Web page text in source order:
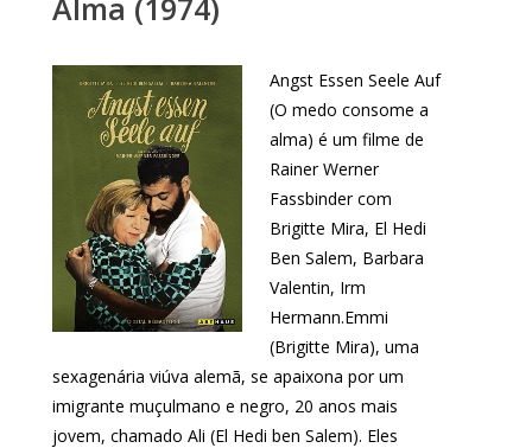
Angst Essen Seele Auf
(O medo consome a
alma) é um filme de
Rainer Werner
Fassbinder com
Brigitte Mira, El Hedi
Ben Salem, Barbara
Valentin, Irm
Hermann.Emmi
(Brigitte Mira), uma
sexagenária viúva alemã, se apaixona por um
imigrante muçulmano e negro, 20 anos mais
jovem, chamado Ali (El Hedi ben Salem). Eles